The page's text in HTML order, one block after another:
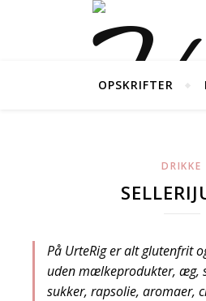
OPSKRIFTER
DRIKKE
På UrteRig er alt glutenfrit
uden mælkeprodukter, æg,
sukker, rapsolie, aromaer,